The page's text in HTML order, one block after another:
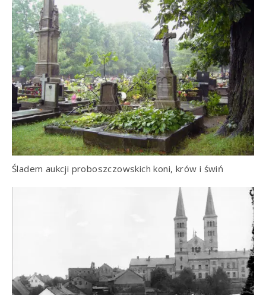
Śladem aukcji proboszczowskich koni, krów i świń